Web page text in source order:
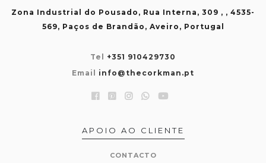
Zona Industrial do Pousado, Rua Interna, 309 , , 4535-
569, Paços de Brandão, Aveiro, Portugal
Tel +351 910429730
Email info@thecorkman.pt
APOIO AO CLIENTE
CONTACTO